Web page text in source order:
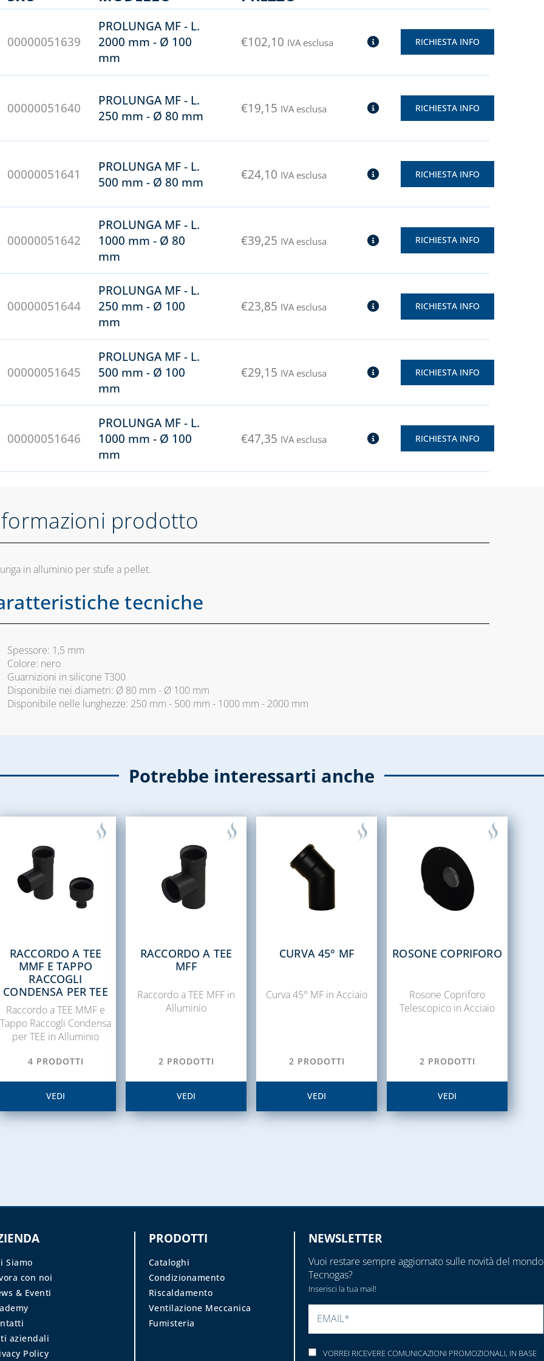
00000051639
PROLUNGA MF - L.
2000 mm - Ø 100
mm
€102,10 IVA esclusa RICHIESTA INFO
00000051640
PROLUNGA MF - L.
250 mm - Ø 80 mm
€19,15 IVA esclusa RICHIESTA INFO
00000051641
PROLUNGA MF - L.
500 mm - Ø 80 mm
€24,10 IVA esclusa RICHIESTA INFO
00000051642
PROLUNGA MF - L.
1000 mm - Ø 80
mm
€39,25 IVA esclusa RICHIESTA INFO
00000051644
PROLUNGA MF - L.
250 mm - Ø 100
mm
€23,85 IVA esclusa RICHIESTA INFO
00000051645
PROLUNGA MF - L.
500 mm - Ø 100
mm
€29,15 IVA esclusa RICHIESTA INFO
00000051646
PROLUNGA MF - L.
1000 mm - Ø 100
mm
€47,35 IVA esclusa RICHIESTA INFO
prodotto
in alluminio per stufe a pellet.
tecniche
Spessore: 1,5 mm
Colore: nero
Guarnizioni in silicone T300
Disponibile nei diametri: Ø 80 mm - Ø 100 mm
Disponibile nelle lunghezze: 250 mm - 500 mm - 1000 mm - 2000 mm
Potrebbe interessarti anche
RACCORDO A TEE
MMF E TAPPO
RACCOGLI
CONDENSA PER TEE
Raccordo a TEE MMF e
Tappo Raccogli Condensa
per TEE in Alluminio
4 PRODOTTI
VEDI
RACCORDO A TEE
MFF
Raccordo a TEE MFF in
Alluminio
2 PRODOTTI
VEDI
CURVA 45° MF
Curva 45° MF in Acciaio
2 PRODOTTI
VEDI
ROSONE COPRIFORO
Rosone Copriforo
Telescopico in Acciaio
2 PRODOTTI
VEDI
Siamo
con noi
& Eventi
aziendali
Policy
PRODOTTI
Cataloghi
Condizionamento
Riscaldamento
Ventilazione Meccanica
Fumisteria
NEWSLETTER
Vuoi restare sempre aggiornato sulle novità del mondo
Tecnogas?
Inserisci la tua mail!
VORREI RICEVERE COMUNICAZIONI PROMOZIONALI, IN BASE